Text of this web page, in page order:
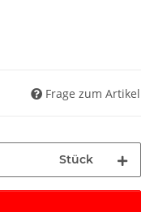
Frage zum Artikel
Stück